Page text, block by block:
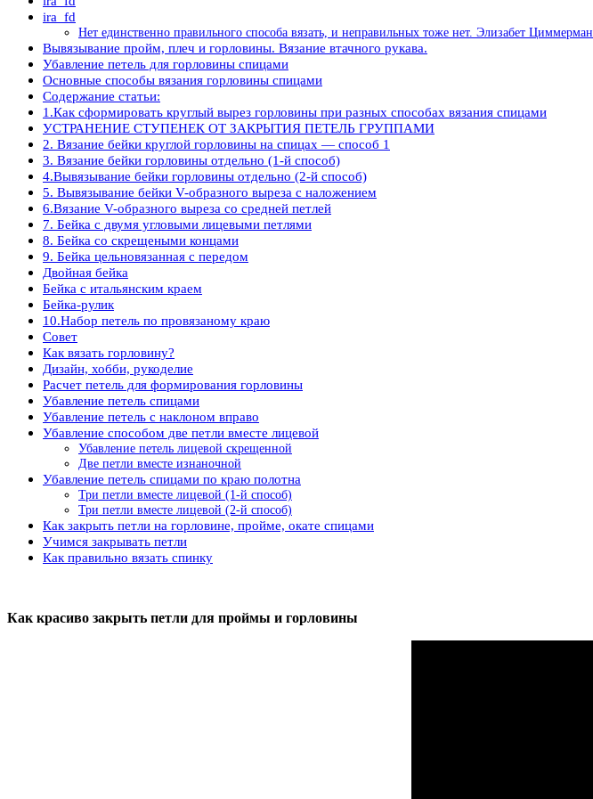
ira_fd
Нет единственно правильного способа вязать, и неправильных тоже нет. Элизабет Циммерман
Вывязывание пройм, плеч и горловины. Вязание втачного рукава.
Убавление петель для горловины спицами
Основные способы вязания горловины спицами
Содержание статьи:
1.Как сформировать круглый вырез горловины при разных способах вязания спицами
УСТРАНЕНИЕ СТУПЕНЕК ОТ ЗАКРЫТИЯ ПЕТЕЛЬ ГРУППАМИ
2. Вязание бейки круглой горловины на спицах — способ 1
3. Вязание бейки горловины отдельно (1-й способ)
4.Вывязывание бейки горловины отдельно (2-й способ)
5. Вывязывание бейки V-образного выреза с наложением
6.Вязание V-образного выреза со средней петлей
7. Бейка с двумя угловыми лицевыми петлями
8. Бейка со скрещеными концами
9. Бейка цельновязанная с передом
Двойная бейка
Бейка с итальянским краем
Бейка-рулик
10.Набор петель по провязаному краю
Совет
Как вязать горловину?
Дизайн, хобби, рукоделие
Расчет петель для формирования горловины
Убавление петель спицами
Убавление петель с наклоном вправо
Убавление способом две петли вместе лицевой
Убавление петель лицевой скрещенной
Две петли вместе изнаночной
Убавление петель спицами по краю полотна
Три петли вместе лицевой (1-й способ)
Три петли вместе лицевой (2-й способ)
Как закрыть петли на горловине, пройме, окате спицами
Учимся закрывать петли
Как правильно вязать спинку
Как красиво закрыть петли для проймы и горловины